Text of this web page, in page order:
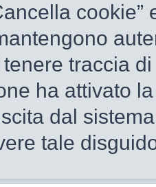
traccia
ha attivato
dal
tale